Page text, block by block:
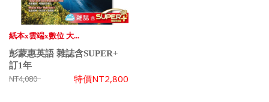
紙本x雲端x數位 大...
彭蒙惠英語 雜誌含SUPER+
訂1年
NT4,080 特價NT2,800